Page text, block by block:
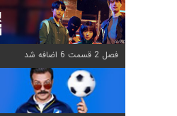
فصل 2 قسمت 6 اضافه شد